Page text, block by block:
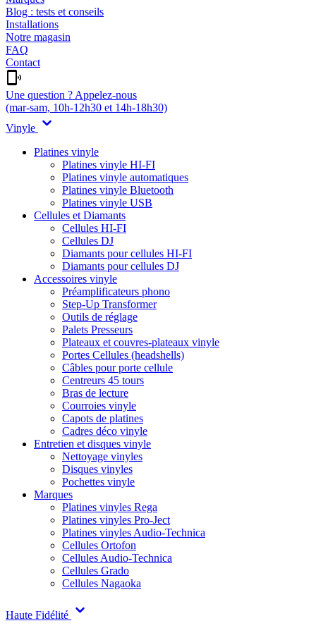
Blog : tests et conseils
Installations
Notre magasin
FAQ
Contact
Une question ? Appelez-nous
(mar-sam, 10h-12h30 et 14h-18h30)
Vinyle
Platines vinyle
Platines vinyle HI-FI
Platines vinyle automatiques
Platines vinyle Bluetooth
Platines vinyle USB
Cellules et Diamants
Cellules HI-FI
Cellules DJ
Diamants pour cellules HI-FI
Diamants pour cellules DJ
Accessoires vinyle
Préamplificateurs phono
Step-Up Transformer
Outils de réglage
Palets Presseurs
Plateaux et couvres-plateaux vinyle
Portes Cellules (headshells)
Câbles pour porte cellule
Centreurs 45 tours
Bras de lecture
Courroies vinyle
Capots de platines
Cadres déco vinyle
Entretien et disques vinyle
Nettoyage vinyles
Disques vinyles
Pochettes vinyle
Marques
Platines vinyles Rega
Platines vinyles Pro-Ject
Platines vinyles Audio-Technica
Cellules Ortofon
Cellules Audio-Technica
Cellules Grado
Cellules Nagaoka
Haute Fidélité